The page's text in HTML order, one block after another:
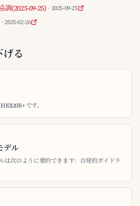
(2025-09-25) · 2025-09-25
· 2025-02-26
る
です。
デル
は次のように要約できます：自発的ガイドラ